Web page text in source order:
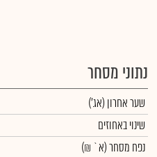
נתוני מסחר
שער אחרון (אג')
שינוי באחוזים
נפח מסחר(א` ₪)